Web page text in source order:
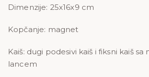
Dimenzije: 25x16x9 cm
Kopčanje: magnet
Kaiš: dugi podesivi kaiš i fiksni kaiš sa
lancem